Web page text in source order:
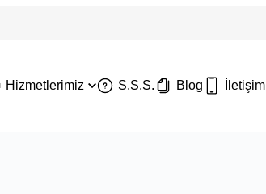
Hizmetlerimiz S.S.S. Blog İletişim